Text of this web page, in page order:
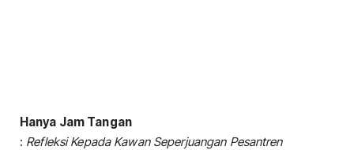
Hanya Jam Tangan
: Refleksi Kepada Kawan Seperjuangan Pesantren